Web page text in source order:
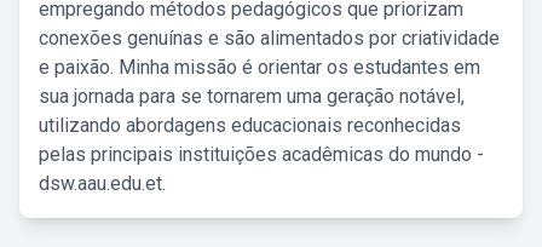
empregando métodos pedagógicos que priorizam
conexões genuínas e são alimentados por criatividade
e paixão. Minha missão é orientar os estudantes em
sua jornada para se tornarem uma geração notável,
utilizando abordagens educacionais reconhecidas
pelas principais instituições acadêmicas do mundo -
dsw.aau.edu.et.